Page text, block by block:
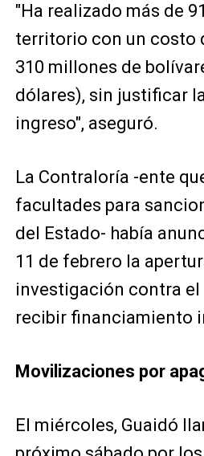
"Ha realizado más de
territorio con un costo
310 millones de
dólares), sin justificar
ingreso", aseguró.
La Contraloría -ente
facultades para
del Estado- había
11 de febrero la
investigación contra
recibir financiamiento
Movilizaciones por
El miércoles, Guaidó